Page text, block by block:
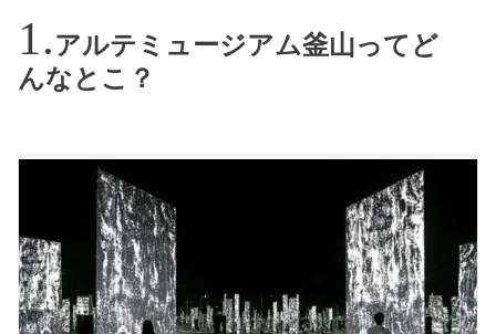
アルテミュージアム釜山ってど
んなとこ？